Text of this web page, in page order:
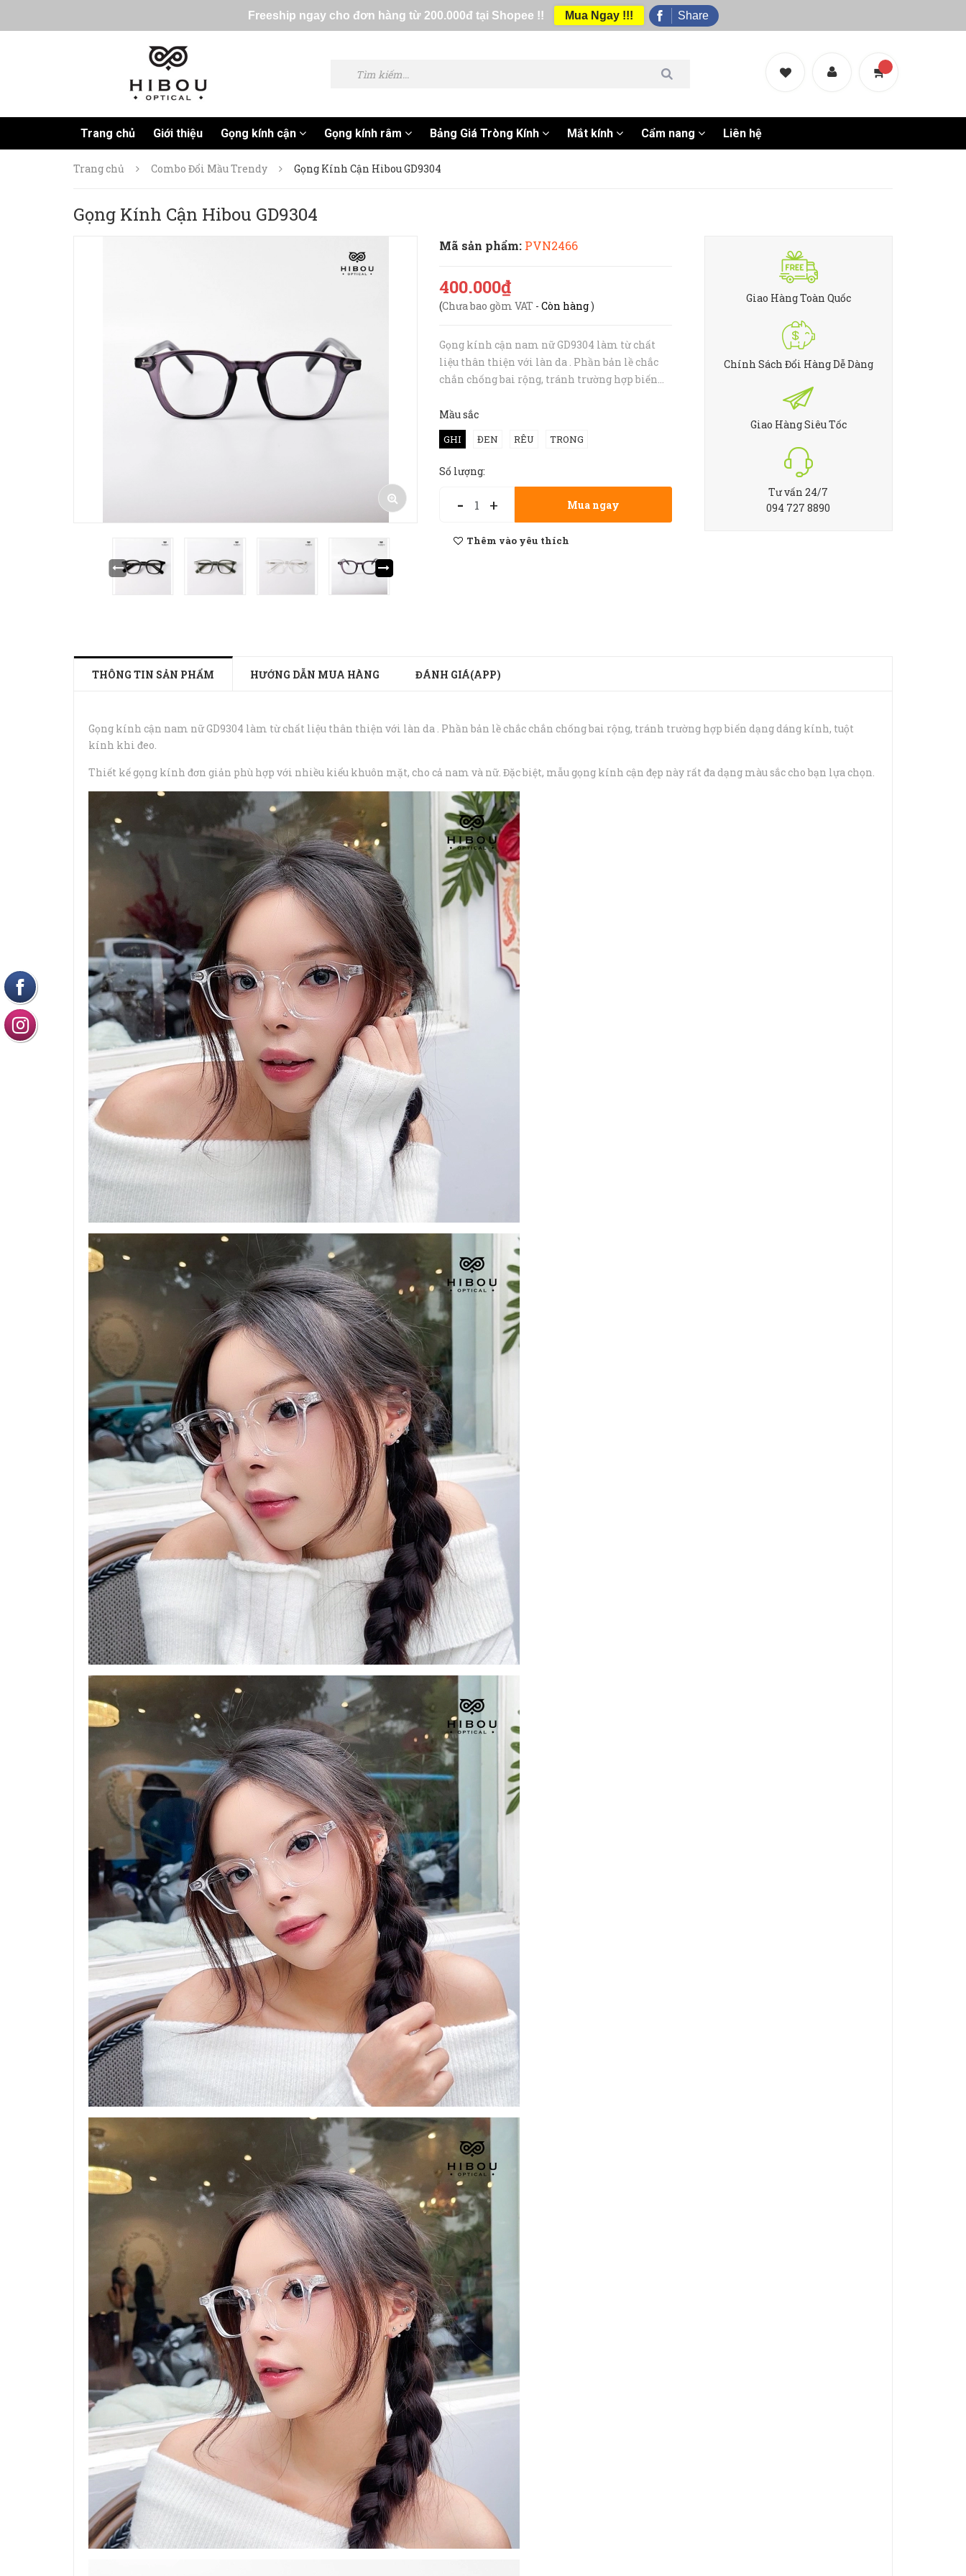
Trang chủ Giới thiệu Gọng kính cận Gọng kính râm Bảng Giá Tròng Kính Mắt kính Cẩm nang Liên hệ
Trang chủ Combo Đổi Mầu Trendy Gọng Kính Cận Hibou GD9304
Gọng Kính Cận Hibou GD9304
Mã sản phẩm: PVN2466
400.000₫
(Chưa bao gồm VAT - Còn hàng)
Gọng kính cận nam nữ GD9304 làm từ chất
liệu thân thiện với làn da . Phần bản lề chắc
chắn chống bai rộng, tránh trường hợp biến
gọng kính đơn giản phù hợp với nhiều kiểu
khuôn mặt, cho cả nam và nữ. Đặc...
Mầu sắc
GHI ĐEN RÊU TRONG
Số lượng:
- + Mua ngay
Thêm vào yêu thích
Giao Hàng Toàn Quốc
Chính Sách Đổi Hàng Dễ Dàng
Giao Hàng Siêu Tốc
Tư vấn 24/7
094 727 8890
THÔNG TIN SẢN PHẨM HƯỚNG DẪN MUA HÀNG ĐÁNH GIÁ(APP)
Gọng kính cận nam nữ GD9304 làm từ chất liệu thân thiện với làn da . Phần bản lề chắc chắn chống bai rộng, tránh trường hợp biến dạng dáng kính, tuột
kính khi đeo.
Thiết kế gọng kính đơn giản phù hợp với nhiều kiểu khuôn mặt, cho cả nam và nữ. Đặc biệt, mẫu gọng kính cận đẹp này rất đa dạng màu sắc cho bạn lựa chọn.
Freeship ngay cho đơn hàng từ 200.000đ tại Shopee !! Mua Ngay !!! Share